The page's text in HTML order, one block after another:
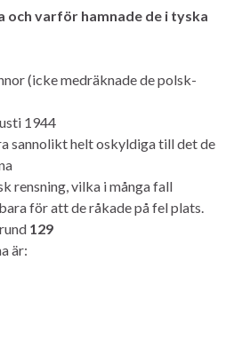
och varför hamnade de i tyska
(icke medräknade de polsk-
1944
sannolikt helt oskyldiga till det de
rensning, vilka i många fall
för att de råkade på fel plats.
129
är: